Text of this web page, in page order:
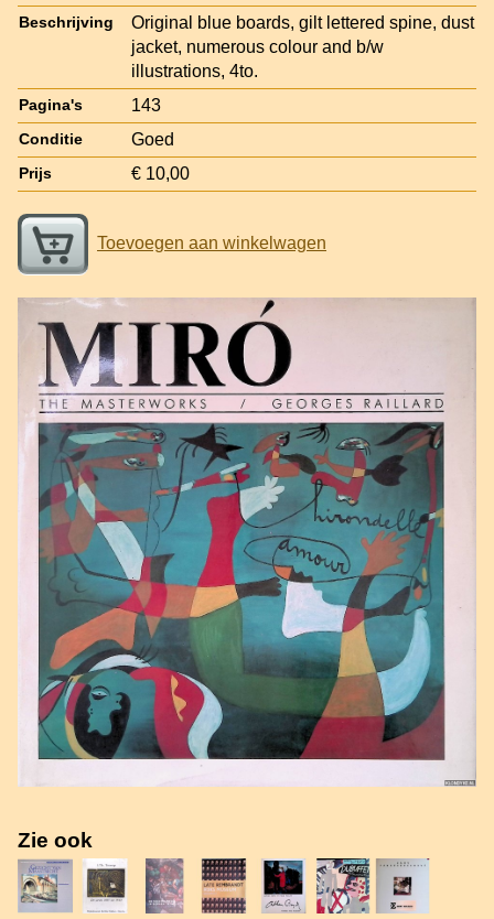
Beschrijving
Original blue boards, gilt lettered spine, dust
jacket, numerous colour and b/w
illustrations, 4to.
Pagina's 143
Conditie Goed
Prijs € 10,00
Toevoegen aan winkelwagen
Zie ook